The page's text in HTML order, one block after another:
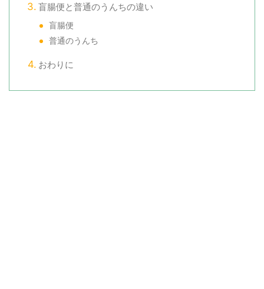
盲腸便と普通のうんちの違い
盲腸便
普通のうんち
おわりに